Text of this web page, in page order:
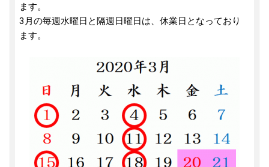
ます。
3月の毎週水曜日と隔週日曜日は、休業日となっており
ます。